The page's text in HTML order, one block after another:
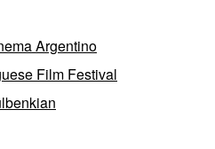
Argentino
Film Festival